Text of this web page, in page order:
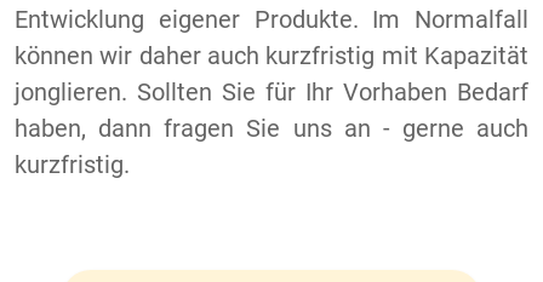
Entwicklung eigener Produkte. Im Normalfall
können wir daher auch kurzfristig mit Kapazität
jonglieren. Sollten Sie für Ihr Vorhaben Bedarf
haben, dann fragen Sie uns an - gerne auch
kurzfristig.